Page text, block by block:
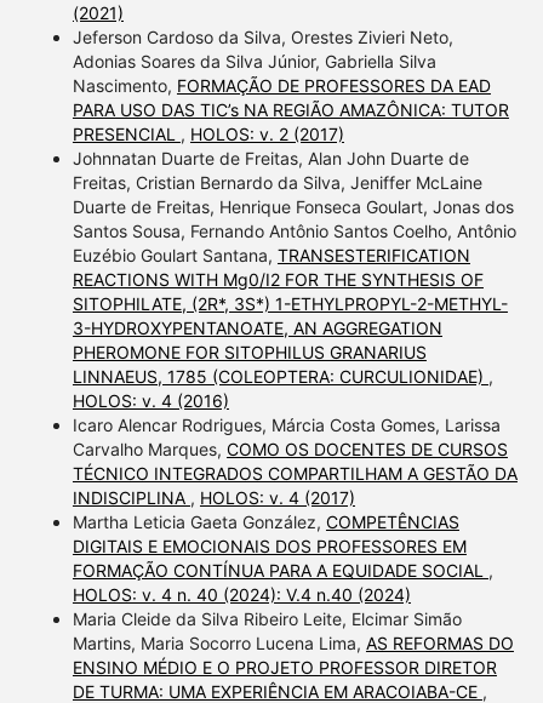
(2021)
Jeferson Cardoso da Silva, Orestes Zivieri Neto,
Adonias Soares da Silva Júnior, Gabriella Silva
Nascimento, FORMAÇÃO DE PROFESSORES DA EAD
PARA USO DAS TIC’s NA REGIÃO AMAZÔNICA: TUTOR
PRESENCIAL , HOLOS: v. 2 (2017)
Johnnatan Duarte de Freitas, Alan John Duarte de
Freitas, Cristian Bernardo da Silva, Jeniffer McLaine
Duarte de Freitas, Henrique Fonseca Goulart, Jonas dos
Santos Sousa, Fernando Antônio Santos Coelho, Antônio
Euzébio Goulart Santana, TRANSESTERIFICATION
REACTIONS WITH Mg0/I2 FOR THE SYNTHESIS OF
SITOPHILATE, (2R*, 3S*) 1-ETHYLPROPYL-2-METHYL-
3-HYDROXYPENTANOATE, AN AGGREGATION
PHEROMONE FOR SITOPHILUS GRANARIUS
LINNAEUS, 1785 (COLEOPTERA: CURCULIONIDAE) ,
HOLOS: v. 4 (2016)
Icaro Alencar Rodrigues, Márcia Costa Gomes, Larissa
Carvalho Marques, COMO OS DOCENTES DE CURSOS
TÉCNICO INTEGRADOS COMPARTILHAM A GESTÃO DA
INDISCIPLINA , HOLOS: v. 4 (2017)
Martha Leticia Gaeta González, COMPETÊNCIAS
DIGITAIS E EMOCIONAIS DOS PROFESSORES EM
FORMAÇÃO CONTÍNUA PARA A EQUIDADE SOCIAL ,
HOLOS: v. 4 n. 40 (2024): V.4 n.40 (2024)
Maria Cleide da Silva Ribeiro Leite, Elcimar Simão
Martins, Maria Socorro Lucena Lima, AS REFORMAS DO
ENSINO MÉDIO E O PROJETO PROFESSOR DIRETOR
DE TURMA: UMA EXPERIÊNCIA EM ARACOIABA-CE ,